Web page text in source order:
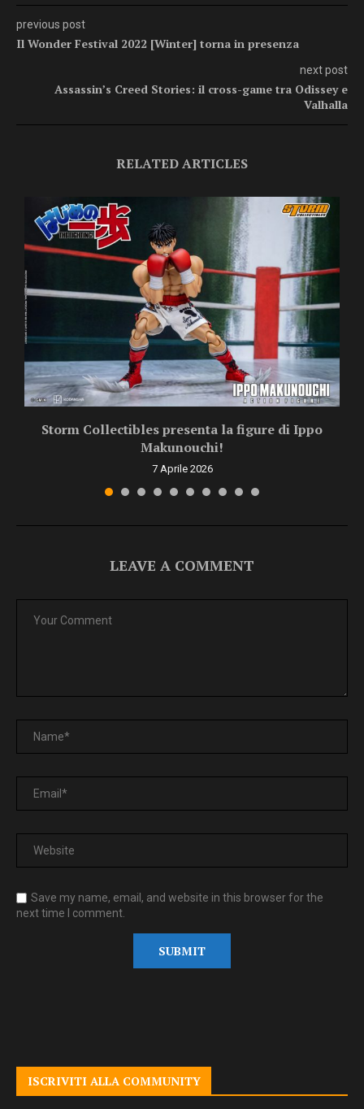
previous post
Il Wonder Festival 2022 [Winter] torna in presenza
next post
Assassin’s Creed Stories: il cross-game tra Odissey e
Valhalla
RELATED ARTICLES
Storm Collectibles presenta la figure di Ippo
Makunouchi!
7 Aprile 2026
LEAVE A COMMENT
Save my name, email, and website in this browser for the
next time I comment.
ISCRIVITI ALLA COMMUNITY